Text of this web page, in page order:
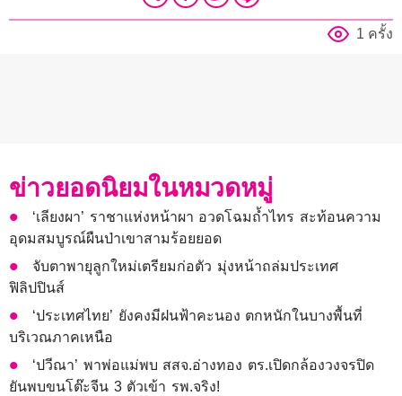
1 ครั้ง
ข่าวยอดนิยมในหมวดหมู่
‘เลียงผา’ ราชาแห่งหน้าผา อวดโฉมถ้ำไทร สะท้อนความ
อุดมสมบูรณ์ผืนป่าเขาสามร้อยยอด
จับตาพายุลูกใหม่เตรียมก่อตัว มุ่งหน้าถล่มประเทศ
ฟิลิปปินส์
‘ประเทศไทย’ ยังคงมีฝนฟ้าคะนอง ตกหนักในบางพื้นที่
บริเวณภาคเหนือ
‘ปวีณา’ พาพ่อแม่พบ สสจ.อ่างทอง ตร.เปิดกล้องวงจรปิด
ยันพบขนโต๊ะจีน 3 ตัวเข้า รพ.จริง!